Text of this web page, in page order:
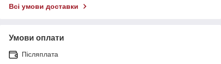
Всі умови доставки
Умови оплати
Післяплата